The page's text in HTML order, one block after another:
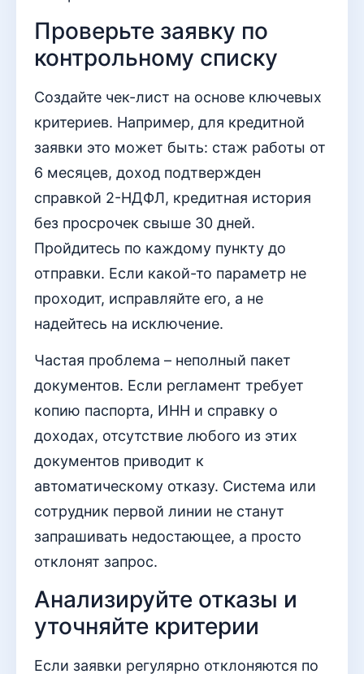
Проверьте заявку по
контрольному списку
Создайте чек-лист на основе ключевых
критериев. Например, для кредитной
заявки это может быть: стаж работы от
6 месяцев, доход подтвержден
справкой 2-НДФЛ, кредитная история
без просрочек свыше 30 дней.
Пройдитесь по каждому пункту до
отправки. Если какой-то параметр не
проходит, исправляйте его, а не
надейтесь на исключение.
Частая проблема – неполный пакет
документов. Если регламент требует
копию паспорта, ИНН и справку о
доходах, отсутствие любого из этих
документов приводит к
автоматическому отказу. Система или
сотрудник первой линии не станут
запрашивать недостающее, а просто
отклонят запрос.
Анализируйте отказы и
уточняйте критерии
Если заявки регулярно отклоняются по